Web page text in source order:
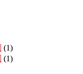
(1)
(1)